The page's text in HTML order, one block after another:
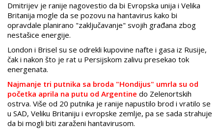
Dmitrijev je ranije nagovestio da bi Evropska unija i Velika
Britanija mogle da se pozovu na hantavirus kako bi
opravdale planirano "zaključavanje" svojih građana zbog
nestašice energije.
London i Brisel su se odrekli kupovine nafte i gasa iz Rusije,
čak i nakon što je rat u Persijskom zalivu presekao tok
energenata.
Najmanje tri putnika sa broda "Hondijus" umrla su od
početka aprila na putu od Argentine do Zelenortskih
ostrva. Više od 20 putnika je ranije napustilo brod i vratilo se
u SAD, Veliku Britaniju i evropske zemlje, pa se sada strahuje
da bi mogli biti zaraženi hantavirusom.